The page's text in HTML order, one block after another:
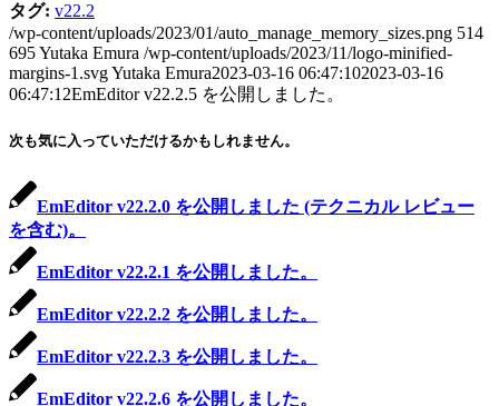
タグ: v22.2
/wp-content/uploads/2023/01/auto_manage_memory_sizes.png 514
695Yutaka Emura /wp-content/uploads/2023/11/logo-minified-
margins-1.svgYutaka Emura2023-03-16 06:47:102023-03-16
06:47:12EmEditor v22.2.5 を公開しました。
次も気に入っていただけるかもしれません。
EmEditor v22.2.0 を公開しました (テクニカル レビュー
を含む)。
EmEditor v22.2.1 を公開しました。
EmEditor v22.2.2 を公開しました。
EmEditor v22.2.3 を公開しました。
EmEditor v22.2.6 を公開しました。